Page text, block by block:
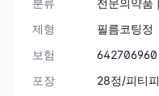
분류
전문의약
제형
필름코팅정
보험
642706960 |
포장
28정/피티